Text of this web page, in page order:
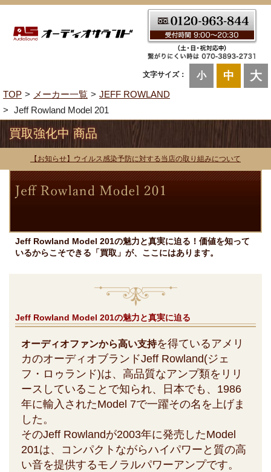
文字サイズ： 小 中 大
TOP メーカー一覧
JEFF ROWLAND
Jeff Rowland Model 201
買取強化中 商品
【お知らせ】ウイルス感染予防に対する当店の取り組みについて
Jeff Rowland Model 201の魅力と真実に迫る！価値を知って
いるからこそできる「買取」が、ここにはあります。
Jeff Rowland Model 201の魅力と真実に迫る
オーディオファンから高い支持を得ているアメリ
カのオーディオブランドJeff Rowland(ジェ
フ・ロゥランド)は、高品質なアンプ類をリリ
ースしていることで知られ、日本でも、1986
年に輸入されたModel 7で一躍その名を上げま
した。
そのJeff Rowlandが2003年に発売したModel
201は、コンパクトながらハイパワーと質の高
い音を提供するモノラルパワーアンプです。